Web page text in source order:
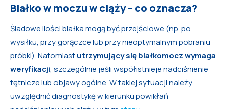
Białko w moczu w ciąży – co oznacza?
Śladowe ilości białka mogą być przejściowe (np. po
wysiłku, przy gorączce lub przy nieoptymalnym pobraniu
próbki). Natomiastutrzymujący się białkomocz wymaga
weryfikacji, szczególnie jeśli współistnieje nadciśnienie
tętnicze lub objawy ogólne. W takiej sytuacji należy
uwzględnić diagnostykę w kierunku powikłań